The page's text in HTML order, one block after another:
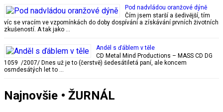
Pod nadvládou oranžové dýně
Čím jsem starší a šedivější, tím
víc se vracím ve vzpomínkách do doby dospívání a získávání prvních životních
zkušeností. A tak jako …
Anděl s ďáblem v těle
CD Metal Mind Productions – MASS CD DG
1059 /2007/ Dnes už je to (čerstvě) šedesátiletá paní, ale koncem
osmdesátých let to …
Najnovšie • ŽURNÁL